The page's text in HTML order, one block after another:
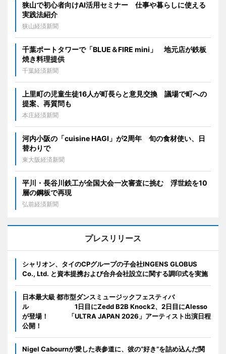
狭山で初心者向けAI活用セミナー 仕事や暮らしに使える
実践法紹介
狭山経済新聞
千葉ポートタワーで「BLUE＆FIRE mini」 地元店が鉄板
焼き料理提供
千葉経済新聞
上里町の児童生徒16人が町長らと意見交換 議場で町への
提案、再質問も
本庄経済新聞
河内小阪の「cuisine HAGI」が2周年 旬の食材使い、日
替わりで
東大阪経済新聞
平川・長谷川鉄工が全国大会一次審査に挑む 浮世絵を10
層の鋼板で再現
弘前経済新聞
プレスリリース
シャリオン、タイのCPグループの子会社INGENS GLOBUS
Co., Ltd. と資本提携および合弁会社設立に関する調印式を実施
日本最大級 都市型ダンスミュージックフェスティバ
ル 1日目にZedd B2B Knock2、2日目にAlesso
が登場！ 「ULTRA JAPAN 2026」アーティスト出演日程
公開！
Nigel Cabournが愛した表参道に、彼の“好き”を詰め込んだ関